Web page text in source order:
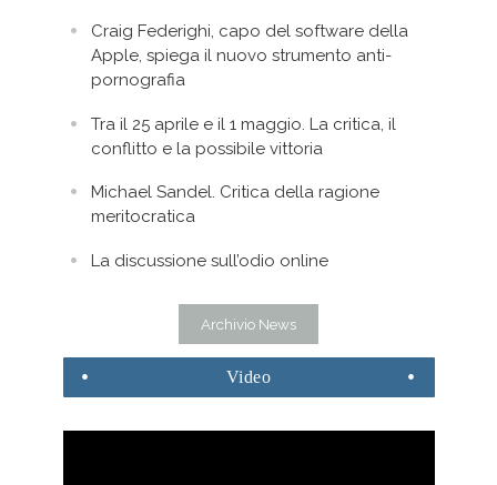
Craig Federighi, capo del software della
Apple, spiega il nuovo strumento anti-
pornografia
Tra il 25 aprile e il 1 maggio. La critica, il
conflitto e la possibile vittoria
Michael Sandel. Critica della ragione
meritocratica
La discussione sull’odio online
Archivio News
Video